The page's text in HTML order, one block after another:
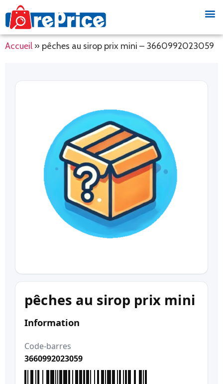
Accueil » pêches au sirop prix mini – 3660992023059
pêches au sirop prix mini
Information
Code-barres
3660992023059